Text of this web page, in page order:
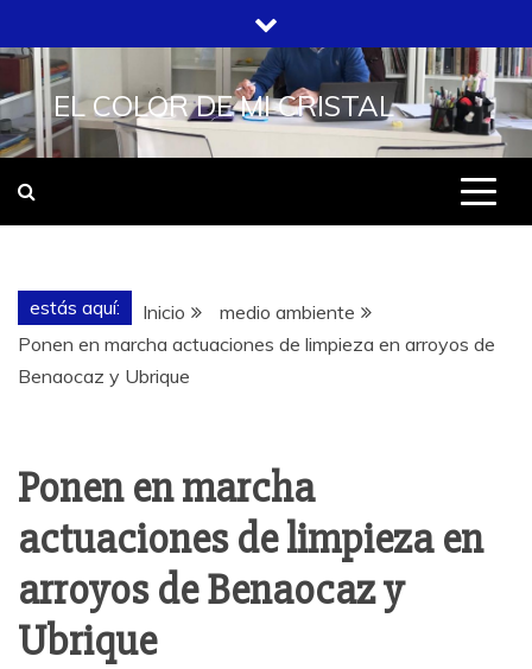
al
contenido
EL COLOR DE MI CRISTAL
estás aquí: Inicio
medio ambiente
Ponen en marcha actuaciones de limpieza en arroyos de
Benaocaz y Ubrique
Ponen en marcha
actuaciones de limpieza en
arroyos de Benaocaz y
Ubrique